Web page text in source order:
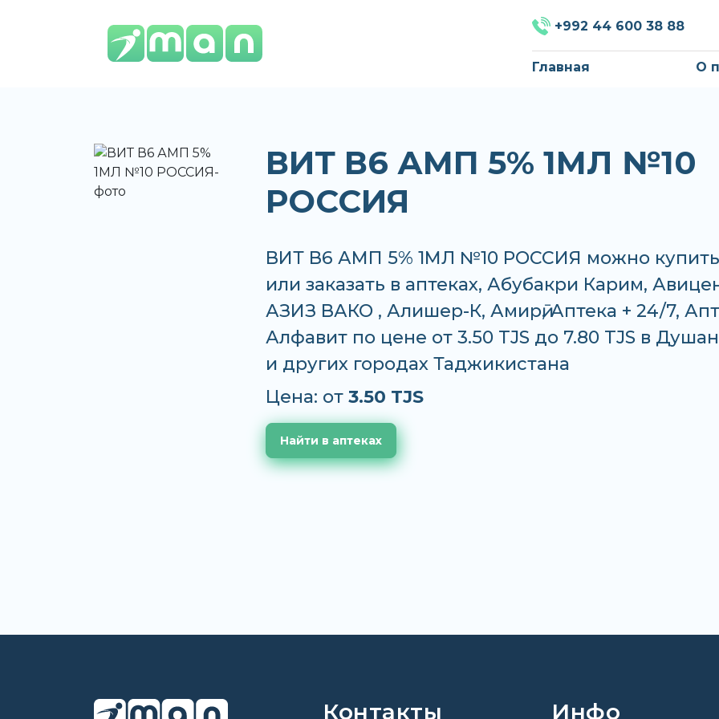
+992 44 600 38 88
Главная О
ВИТ В6 АМП 5% 1МЛ №10
РОССИЯ
ВИТ В6 АМП 5% 1МЛ №10 РОССИЯ можно купить
или заказать в аптеках, Абубакри Карим,
АЗИЗ ВАКО , Алишер-К, Амирӣ, Аптека + 24/7,
Алфавит по цене от 3.50 TJS до 7.80 TJS в
и других городах Таджикистана
Цена: от 3.50 TJS
Найти в аптеках
Контакты Инфо